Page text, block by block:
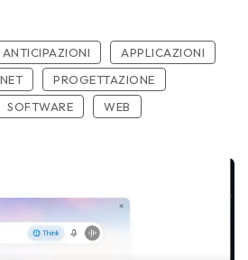
ANTICIPAZIONI
APPLICAZIONI
PROGETTAZIONE
SOFTWARE WEB